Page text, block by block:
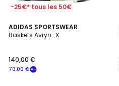
-25€* tous les 50€
ADIDAS SPORTSWEAR
Baskets Avryn_X
70,00 €
140,00 €
4,3
/ 5
2
Couleurs